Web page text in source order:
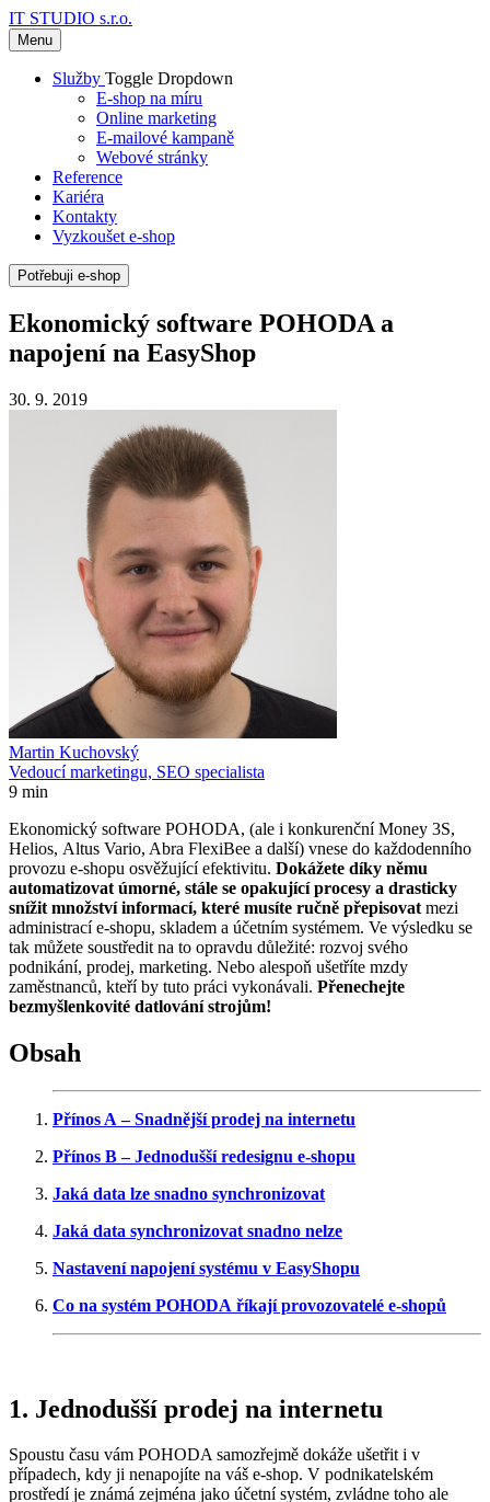
IT STUDIO s.r.o.
Menu
Služby Toggle Dropdown
E-shop na míru
Online marketing
E-mailové kampaně
Webové stránky
Reference
Kariéra
Kontakty
Vyzkoušet e-shop
Potřebuji e-shop
Ekonomický software POHODA a
napojení na EasyShop
30. 9. 2019
Martin Kuchovský
Vedoucí marketingu, SEO specialista
9 min
Ekonomický software POHODA, (ale i konkurenční Money 3S,
Helios, Altus Vario, Abra FlexiBee a další) vnese do každodenního
provozu e-shopu osvěžující efektivitu. Dokážete díky němu
automatizovat úmorné, stále se opakující procesy a drasticky
snížit množství informací, které musíte ručně přepisovat mezi
administrací e-shopu, skladem a účetním systémem. Ve výsledku se
tak můžete soustředit na to opravdu důležité: rozvoj svého
podnikání, prodej, marketing. Nebo alespoň ušetříte mzdy
zaměstnanců, kteří by tuto práci vykonávali. Přenechejte
bezmyšlenkovité datlování strojům!
Obsah
Přínos A – Snadnější prodej na internetu
Přínos B – Jednodušší redesignu e-shopu
Jaká data lze snadno synchronizovat
Jaká data synchronizovat snadno nelze
Nastavení napojení systému v EasyShopu
Co na systém POHODA říkají provozovatelé e-shopů
1. Jednodušší prodej na internetu
Spoustu času vám POHODA samozřejmě dokáže ušetřit i v
případech, kdy ji nenapojíte na váš e-shop. V podnikatelském
prostředí je známá zejména jako účetní systém, zvládne toho ale